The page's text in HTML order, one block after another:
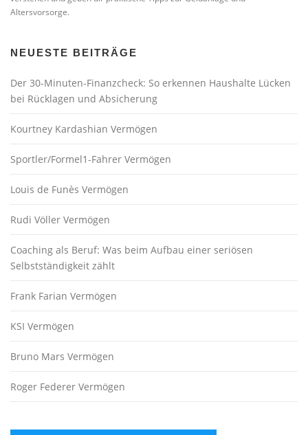
Altersvorsorge.
NEUESTE BEITRÄGE
Der 30-Minuten-Finanzcheck: So erkennen Haushalte Lücken
bei Rücklagen und Absicherung
Kourtney Kardashian Vermögen
Sportler/Formel1-Fahrer Vermögen
Louis de Funès Vermögen
Rudi Völler Vermögen
Coaching als Beruf: Was beim Aufbau einer seriösen
Selbstständigkeit zählt
Frank Farian Vermögen
KSI Vermögen
Bruno Mars Vermögen
Roger Federer Vermögen